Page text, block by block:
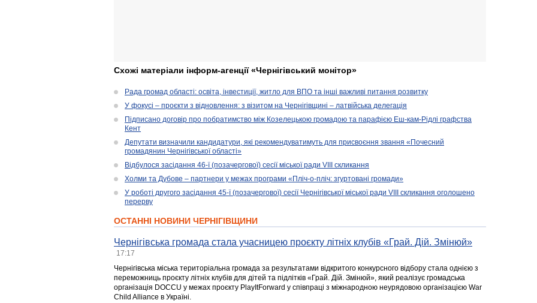
Схожі матеріали інформ-агенції «Чернігівський монітор»
Рада громад області: освіта, інвестиції, житло для ВПО та інші важливі питання розвитку
У фокусі – проєкти з відновлення: з візитом на Чернігівщині – латвійська делегація
Підписано договір про побратимство між Козелецькою громадою та парафією Еш-кам-Рідлі графства
Кент
Депутати визначили кандидатури, які рекомендуватимуть для присвоєння звання «Почесний
громадянин Чернігівської області»
Відбулося засідання 46-ї (позачергової) сесії міської ради VIII скликання
Холми та Дубове – партнери у межах програми «Пліч-о-пліч: згуртовані громади»
У роботі другого засідання 45-ї (позачергової) сесії Чернігівської міської ради VIII скликання оголошено
перерву
ОСТАННІ НОВИНИ ЧЕРНІГІВЩИНИ
Чернігівська громада стала учасницею проєкту літніх клубів «Грай. Дій. Змінюй»
17:17
Чернігівська міська територіальна громада за результатами відкритого конкурсного відбору стала однією з
переможниць проєкту літніх клубів для дітей та підлітків «Грай. Дій. Змінюй», який реалізує громадська
організація DOCCU у межах проєкту PlayItForward у співпраці з міжнародною неурядовою організацією War
Child Alliance в Україні.